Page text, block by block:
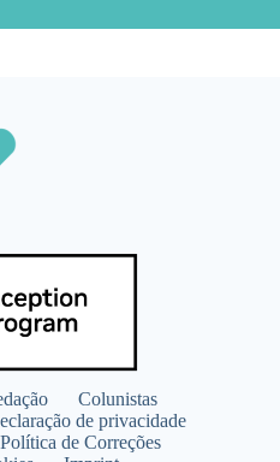
Colunistas
de privacidade
Política de Correções